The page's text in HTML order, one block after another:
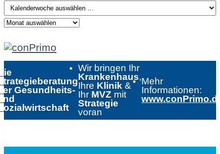
Gesundheits-
Wir bringen Ihr
Krankenhaus,
Ihre Klinik &
Ihr MVZ mit
Strategie
voran
Mehr
Informationen: